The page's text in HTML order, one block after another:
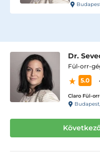
Budapest,
Dr.
Fül-orr-
5.0
Claro Fül-
Budapest, VI.